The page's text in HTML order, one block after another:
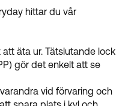
hittar du vår
äta ur. Tätslutande lock
gör det enkelt att se
vid förvaring och